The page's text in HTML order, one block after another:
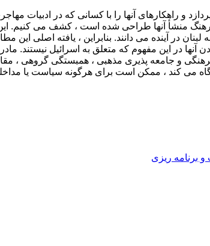
مادر برانداز لبنانی در اسرائیل می پردازد و راهکارهای آنها را
منشأ آنها طراحی شده است ، کشف می کنیم. این
در آینده می دانند. بنابراین ، یافته اصلی
آنها در این مفهوم که متعلق به اسرائیل نیستند.
و جامعه پذیری مذهبی ، همبستگی گروهی ،
آگاه می کند ، ممکن است برای هرگونه سیاست یا
برنامه ریزی